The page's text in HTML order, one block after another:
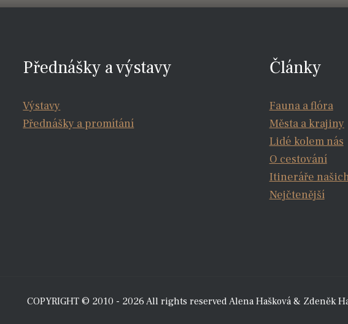
Přednášky a výstavy
Výstavy
Přednášky a promítání
Články
Fauna a flóra
Města a krajiny
Lidé kolem nás
O cestování
Itineráře
Nejčtenější
COPYRIGHT © 2010 - 2026 All rights reserved Alena Hašková & Zdeněk